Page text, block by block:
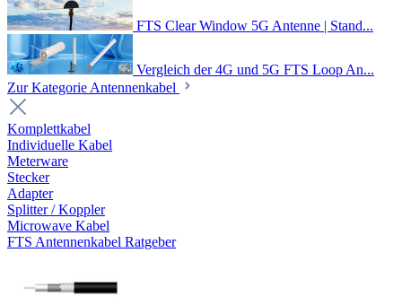
FTS Clear Window 5G Antenne | Stand...
Vergleich der 4G und 5G FTS Loop An...
Zur Kategorie Antennenkabel
Komplettkabel
Individuelle Kabel
Meterware
Stecker
Adapter
Splitter / Koppler
Microwave Kabel
FTS Antennenkabel Ratgeber